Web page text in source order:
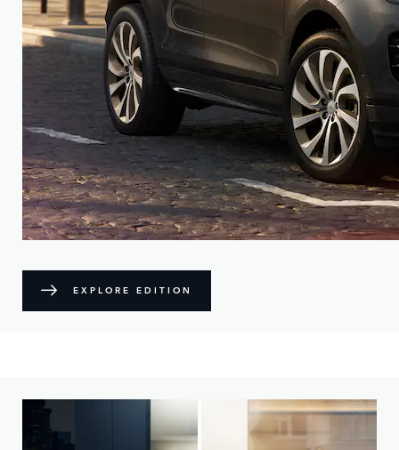
EXPLORE EDITION
Elige entre nuestros modelos distintivos y hazlo tuyo.